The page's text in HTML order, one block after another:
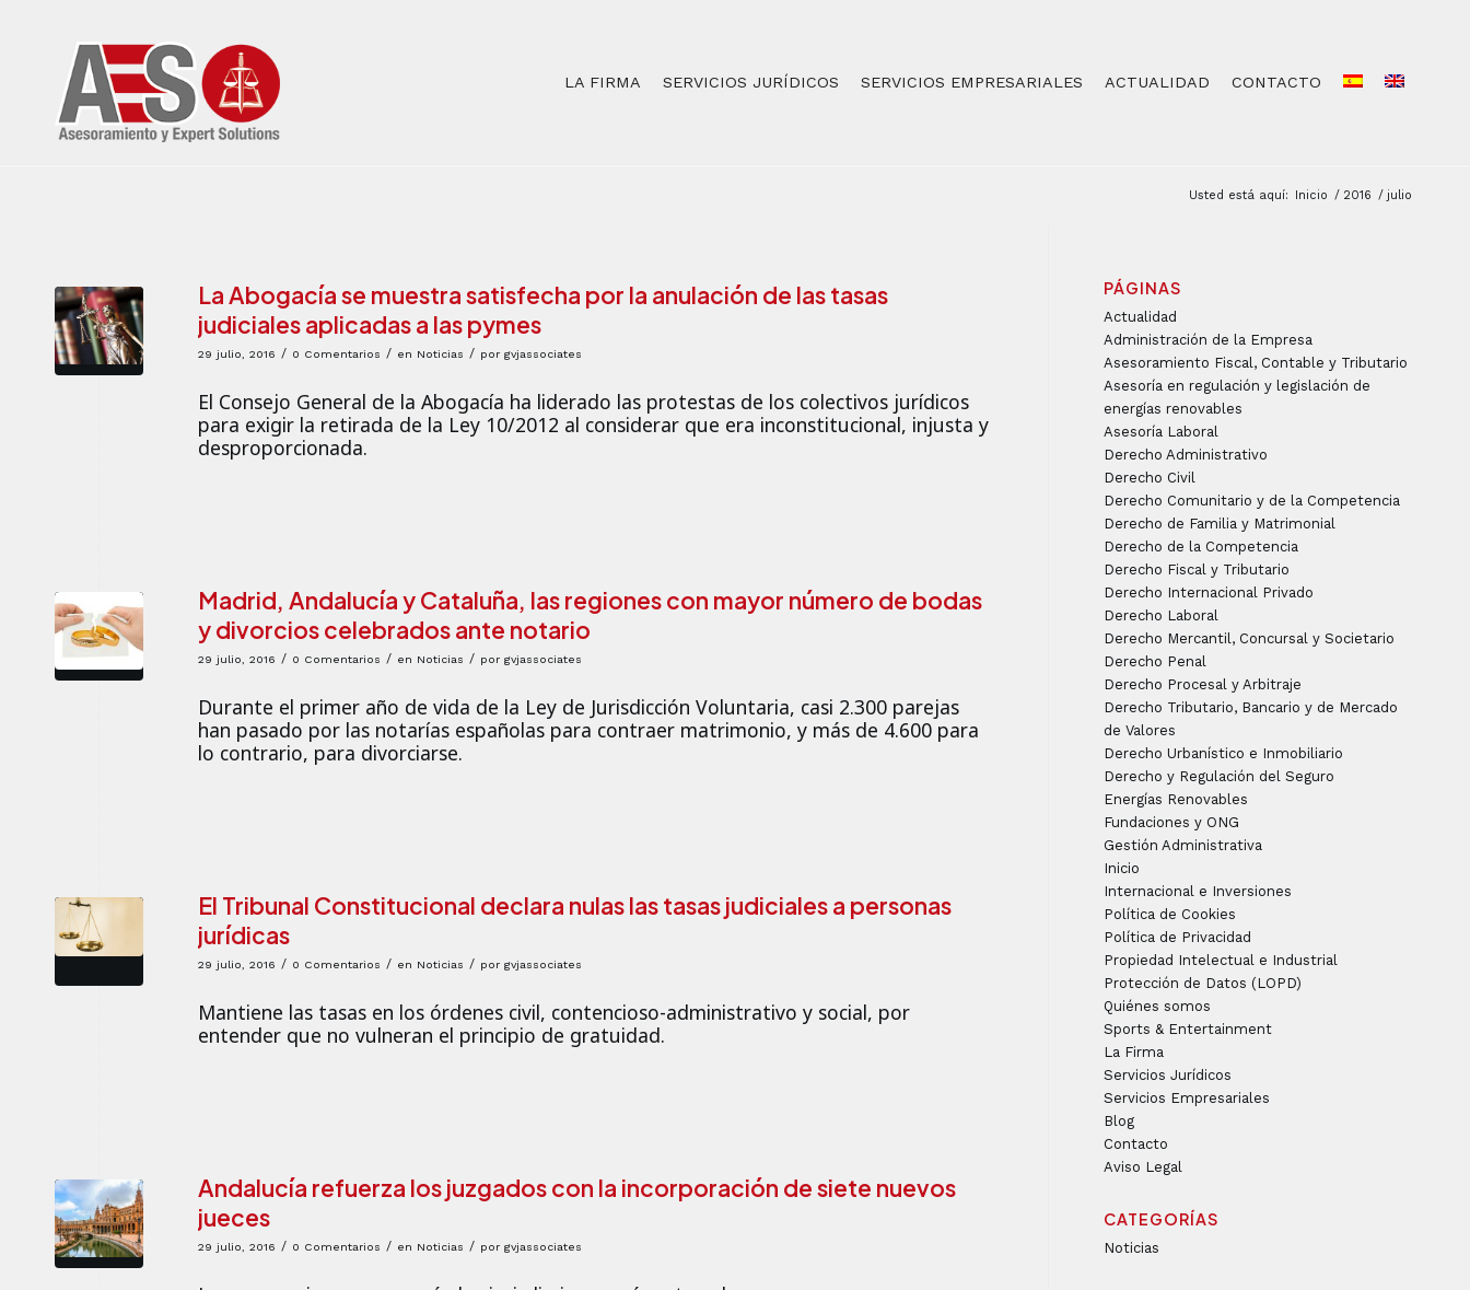
LA FIRMA SERVICIOS JURÍDICOS SERVICIOS EMPRESARIALES ACTUALIDAD CONTACTO
Usted está aquí: Inicio / 2016 / julio
La Abogacía se muestra satisfecha por la anulación de las tasas
judiciales aplicadas a las pymes
29 julio, 2016 / 0 Comentarios / en Noticias / por gvjassociates
El Consejo General de la Abogacía ha liderado las protestas de los colectivos jurídicos
para exigir la retirada de la Ley 10/2012 al considerar que era inconstitucional, injusta y
desproporcionada.
Madrid, Andalucía y Cataluña, las regiones con mayor número de bodas
y divorcios celebrados ante notario
29 julio, 2016 / 0 Comentarios / en Noticias / por gvjassociates
Durante el primer año de vida de la Ley de Jurisdicción Voluntaria, casi 2.300 parejas
han pasado por las notarías españolas para contraer matrimonio, y más de 4.600 para
lo contrario, para divorciarse.
El Tribunal Constitucional declara nulas las tasas judiciales a personas
jurídicas
29 julio, 2016 / 0 Comentarios / en Noticias / por gvjassociates
Mantiene las tasas en los órdenes civil, contencioso-administrativo y social, por
entender que no vulneran el principio de gratuidad.
Andalucía refuerza los juzgados con la incorporación de siete nuevos
jueces
29 julio, 2016 / 0 Comentarios / en Noticias / por gvjassociates
PÁGINAS
Actualidad
Administración de la Empresa
Asesoramiento Fiscal, Contable y Tributario
Asesoría en regulación y legislación de
energías renovables
Asesoría Laboral
Derecho Administrativo
Derecho Civil
Derecho Comunitario y de la Competencia
Derecho de Familia y Matrimonial
Derecho de la Competencia
Derecho Fiscal y Tributario
Derecho Internacional Privado
Derecho Laboral
Derecho Mercantil, Concursal y Societario
Derecho Penal
Derecho Procesal y Arbitraje
Derecho Tributario, Bancario y de Mercado
de Valores
Derecho Urbanístico e Inmobiliario
Derecho y Regulación del Seguro
Energías Renovables
Fundaciones y ONG
Gestión Administrativa
Inicio
Internacional e Inversiones
Política de Cookies
Política de Privacidad
Propiedad Intelectual e Industrial
Protección de Datos (LOPD)
Quiénes somos
Sports & Entertainment
La Firma
Servicios Jurídicos
Servicios Empresariales
Blog
Contacto
Aviso Legal
CATEGORÍAS
Noticias